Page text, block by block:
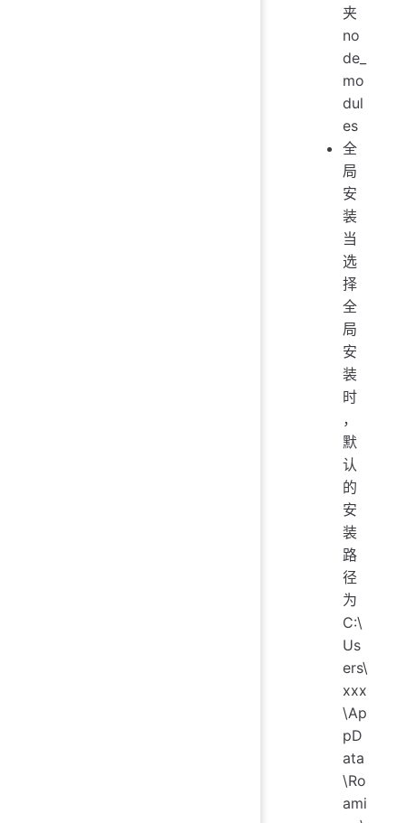
夹
no
de_
mo
dul
es
全
局
安
装
当
选
择
全
局
安
装
时
，
默
认
的
安
装
路
径
为
C:\
Us
ers\
xxx
\Ap
pD
ata
\Ro
ami